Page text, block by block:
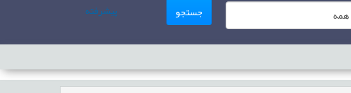
همه
جستجو پیشرفته